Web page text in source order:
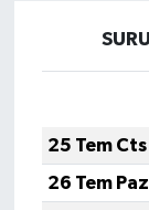
25 Tem Cts
26 Tem Paz